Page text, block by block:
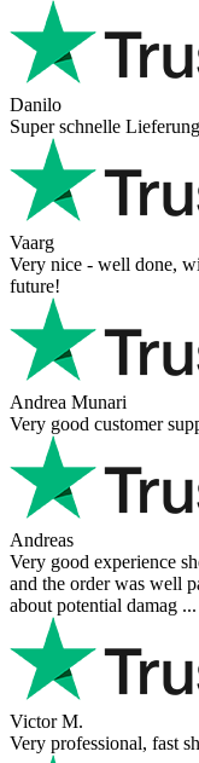
Danilo
Super schnelle
Vaarg
Very nice - well done,
future!
Andrea Munari
Very good customer
Andreas
Very good experience
and the order was well
about potential damag ...
Victor M.
Very professional, fast